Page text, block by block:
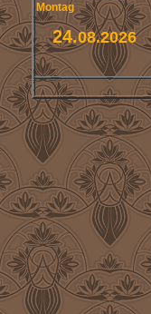
Montag
24.08.2026